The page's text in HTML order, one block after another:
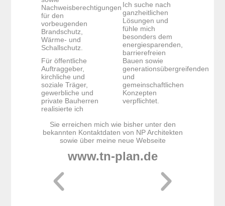
Nachweisberechtigungen
für den
vorbeugenden
Brandschutz,
Wärme- und
Schallschutz.
Für öffentliche
Auftraggeber,
kirchliche und
soziale Träger,
gewerbliche und
private Bauherren
realisierte ich
Ich suche nach
ganzheitlichen
Lösungen und
fühle mich
besonders dem
energiesparenden,
barrierefreien
Bauen sowie
generationsübergreifenden
und
gemeinschaftlichen
Konzepten
verpflichtet.
Sie erreichen mich wie bisher unter den
bekannten Kontaktdaten von NP Architekten
sowie über meine neue Webseite
www.tn-plan.de